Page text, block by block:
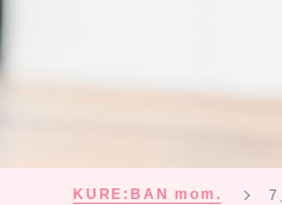
KURE:BAN mom. 7